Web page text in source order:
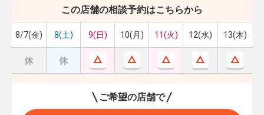
この店舗の相談予約はこちらから
8/7(金) 8(土) 9(日) 10(月) 11(火) 12(水) 13(木)
ご希望の店舗で